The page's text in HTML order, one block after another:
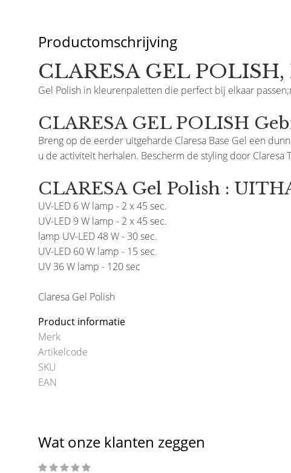
Productomschrijving
CLARESA GEL
Gel Polish in kleurenpaletten die perfect bij elkaar
CLARESA GEL POLISH
Breng op de eerder uitgeharde Claresa Base Gel een
u de activiteit herhalen. Bescherm de styling door Claresa
CLARESA Gel Polish :
UV-LED 6 W lamp - 2 x 45 sec.
UV-LED 9 W lamp - 2 x 45 sec.
lamp UV-LED 48 W - 30 sec.
UV-LED 60 W lamp - 15 sec.
UV 36 W lamp - 120 sec
Claresa Gel Polish
Product informatie
Merk
Artikelcode
SKU
EAN
Wat onze klanten zeggen